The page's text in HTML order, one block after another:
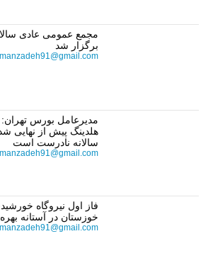
مجمع عمومی عادی
برگزار شد
مدیرعامل بورس
هلدینگ پیش از نهایی
سالانه نادرست است
فاز اول نیروگاه
خوزستان در آستانه